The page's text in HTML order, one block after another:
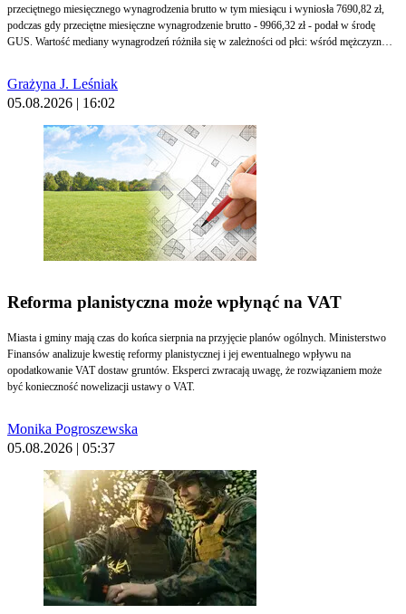
przeciętnego miesięcznego wynagrodzenia brutto w tym miesiącu i wyniosła 7690,82 zł,
podczas gdy przeciętne miesięczne wynagrodzenie brutto - 9966,32 zł - podał w środę
GUS. Wartość mediany wynagrodzeń różniła się w zależności od płci: wśród mężczyzn
Grażyna J. Leśniak
05.08.2026 | 16:02
Reforma planistyczna może wpłynąć na VAT
Miasta i gminy mają czas do końca sierpnia na przyjęcie planów ogólnych. Ministerstwo
Finansów analizuje kwestię reformy planistycznej i jej ewentualnego wpływu na
opodatkowanie VAT dostaw gruntów. Eksperci zwracają uwagę, że rozwiązaniem może
być konieczność nowelizacji ustawy o VAT.
Monika Pogroszewska
05.08.2026 | 05:37